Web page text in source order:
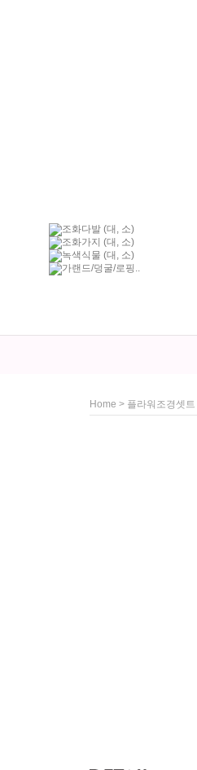
Home > 플라워조경셋트